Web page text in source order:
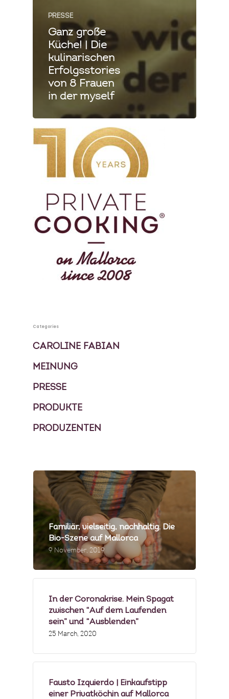
PRESSE
Ganz große
Küche! | Die
kulinarischen
Erfolgsstories
von 8 Frauen
in der myself
Categories
CAROLINE FABIAN
MEINUNG
PRESSE
PRODUKTE
PRODUZENTEN
Familiär, vielseitig, nachhaltig. Die
Bio-Szene auf Mallorca
9 November, 2019
In der Coronakrise. Mein Spagat
zwischen “Auf dem Laufenden
sein” und “Ausblenden”
25 March, 2020
Fausto Izquierdo | Einkaufstipp
einer Privatköchin auf Mallorca
Private Cooking
Mallorca
KOCHBUCH
PRESSE & MEDIEN
PRODUZENTEN
MENÜBEISPIELE
FOTOGALERIE
FAQS